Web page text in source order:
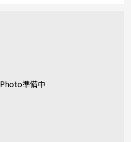
Photo準備中